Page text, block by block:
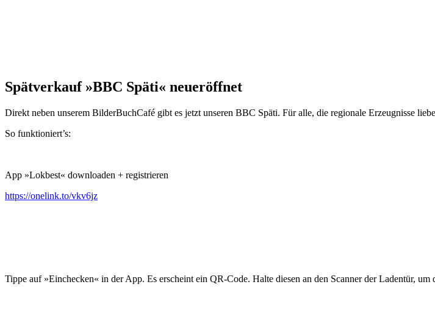
Spätverkauf »BBC Späti« neueröffnet
Direkt neben unserem BilderBuchCafé gibt es jetzt unseren BBC Späti. Für alle, die regionale Erzeugnisse
So funktioniert’s:
App »Lokbest« downloaden + registrieren
https://onelink.to/vkv6jz
Tippe auf »Einchecken« in der App. Es erscheint ein QR-Code. Halte diesen an den Scanner der Ladentür, um